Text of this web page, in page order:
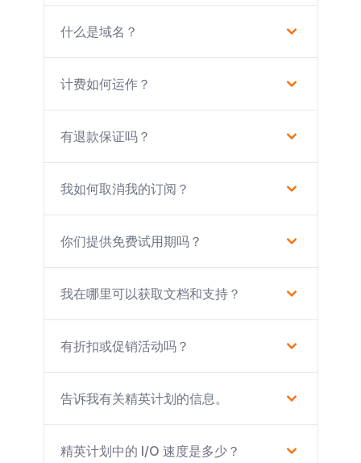
什么是域名？
计费如何运作？
有退款保证吗？
我如何取消我的订阅？
你们提供免费试用期吗？
我在哪里可以获取文档和支持？
有折扣或促销活动吗？
告诉我有关精英计划的信息。
精英计划中的 I/O 速度是多少？